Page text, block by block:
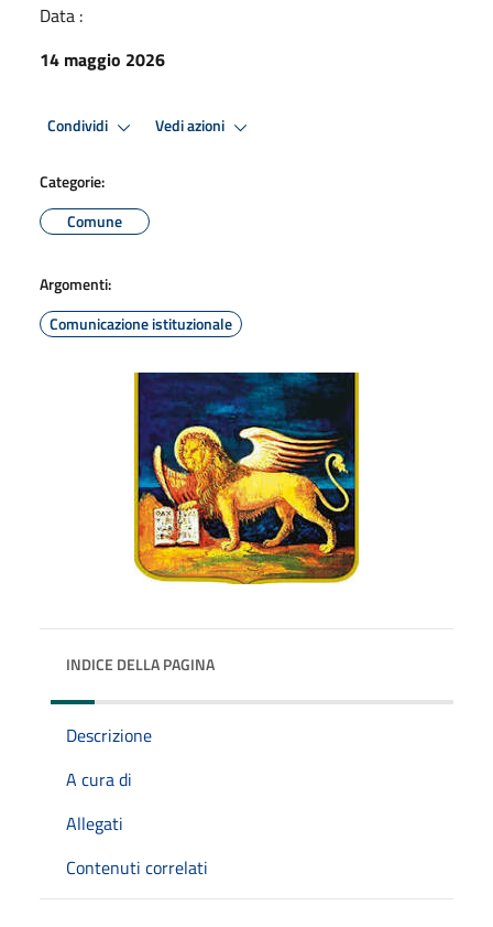
Data :
14 maggio 2026
Condividi Vedi azioni
Categorie:
Comune
Argomenti:
Comunicazione istituzionale
INDICE DELLA PAGINA
Descrizione
A cura di
Allegati
Contenuti correlati